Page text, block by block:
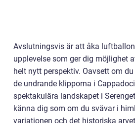
Avslutningsvis är att åka
upplevelse som ger dig möjlighet
helt nytt perspektiv. Oavsett om
de undrande klipporna i
spektakulära landskapet i
känna dig som om du svävar i
variationen och det historiska